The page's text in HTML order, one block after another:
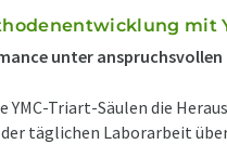
mit
unter
YMC-Triart-Säulen die
täglichen Laborarbeit